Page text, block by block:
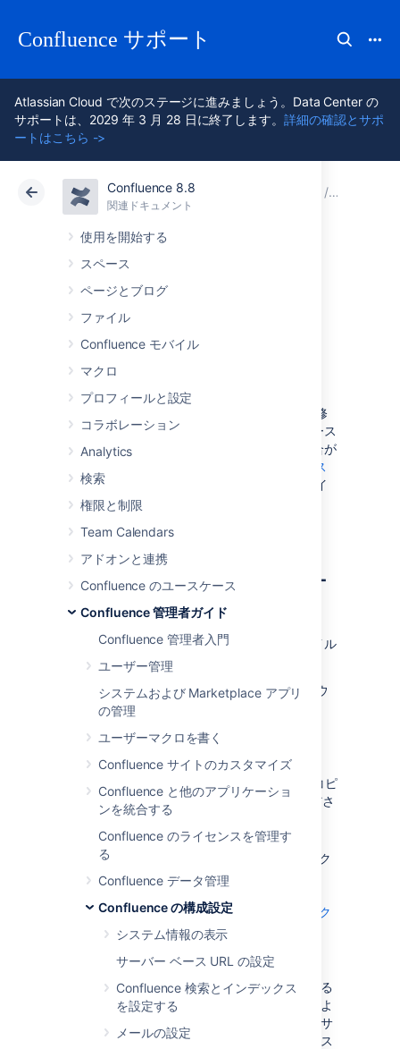
Confluence サポート
Atlassian Cloud で次のステージに進みましょう。Data Center の
サポートは、2029 年 3 月 28 日に終了します。詳細の確認とサポ
ートはこちら ->
Confluence 8.8
関連ドキュメント
使用を開始する
スペース
ページとブログ
ファイル
Confluence モバイル
マクロ
プロフィールと設定
コラボレーション
Analytics
検索
権限と制限
Team Calendars
アドオンと連携
Confluence のユースケース
Confluence 管理者ガイド
Confluence 管理者入門
ユーザー管理
システムおよび Marketplace アプリ
の管理
ユーザーマクロを書く
Confluence サイトのカスタマイズ
Confluence と他のアプリケーショ
ンを統合する
Confluence のライセンスを管理す
る
Confluence データ管理
Confluence の構成設定
システム情報の表示
サーバー ベース URL の設定
Confluence 検索とインデックス
を設定する
メールの設定
アトラシアン サポート 関連ドキュメント
クラウド Data Center 8.8
パッチ適用済みク
ラスファイルのイ
ンストール
アトラシアン サポートやアトラシアンのバグ修
正チームは、解決済みではあるものの、リリース
に未反映の重要な問題のパッチを提供する場合が
Jira バグ追跡シス
テムで関連する問題に添付されるクラス ファイ
ルになります。
Confluence ディストリビュ
ーション向けのインストー
ルの説明
以下の手順に従ってパッチ済みのクラスファイル
をインストールします。
Confluence インスタンスをシャットダウ
ンします。
提供されたクラス ファイルを
<installation-
directory>/confluence/WEB-
INF/classes/<subdirectories>
にコピ
ーします。ここでは次の点にご注意くださ
い。
<installation-directory>
Confluence インストール ディレク
トリに置き換える必要があります
Confluence インストール ディレク
トリ
<subdirectories>は関連する
Jira 課題で指定した値に置き換える
必要があります。この値は課題によ
って異なります。場合によってはサ
ブディレクトリが存在せず、クラス